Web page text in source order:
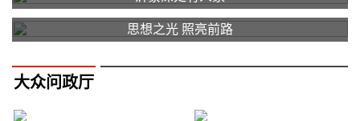
思想之光 照亮前路
大众问政厅